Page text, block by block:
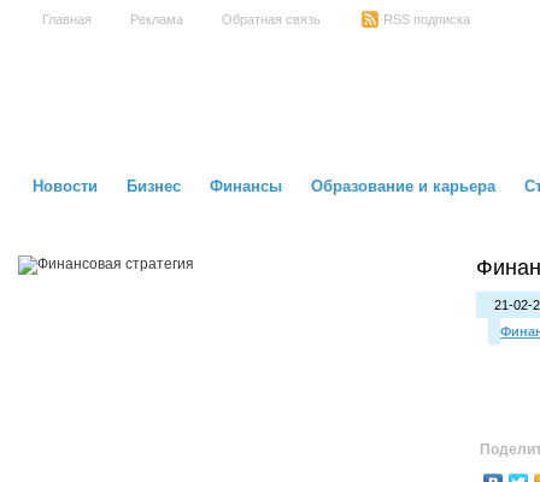
Главная Реклама Обратная связь RSS подписка
Новости Бизнес Финансы Образование и карьера
21-02-